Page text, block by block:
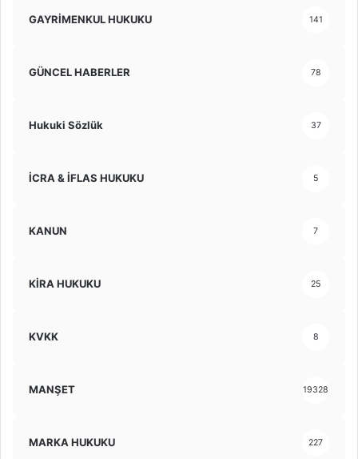
GAYRİMENKUL HUKUKU 141
GÜNCEL HABERLER 78
Hukuki Sözlük 37
İCRA & İFLAS HUKUKU 5
KANUN 7
KİRA HUKUKU 25
KVKK 8
MANŞET 19328
MARKA HUKUKU 227